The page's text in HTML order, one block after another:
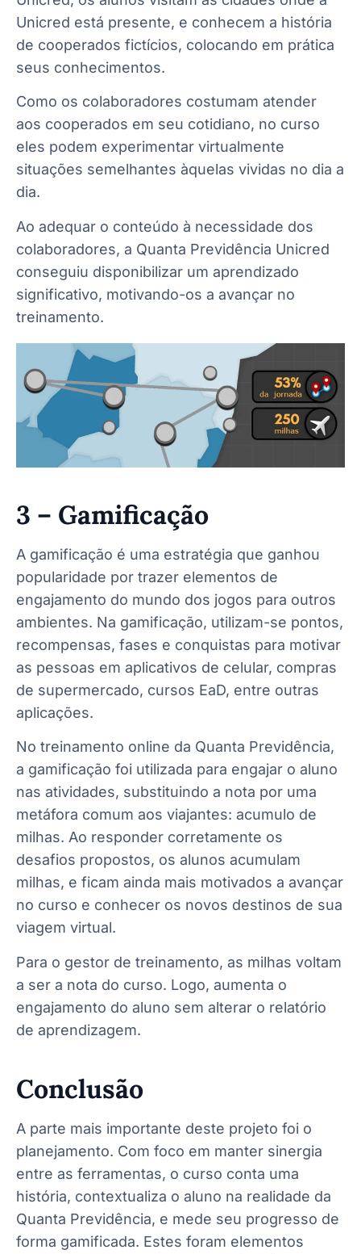
Unicred está presente, e conhecem a história
de cooperados fictícios, colocando em prática
seus conhecimentos.
Como os colaboradores costumam atender
aos cooperados em seu cotidiano, no curso
eles podem experimentar virtualmente
situações semelhantes àquelas vividas no dia a
dia.
Ao adequar o conteúdo à necessidade dos
colaboradores, a Quanta Previdência Unicred
conseguiu disponibilizar um aprendizado
significativo, motivando-os a avançar no
treinamento.
3 – Gamificação
A gamificação é uma estratégia que ganhou
popularidade por trazer elementos de
engajamento do mundo dos jogos para outros
ambientes. Na gamificação, utilizam-se pontos,
recompensas, fases e conquistas para motivar
as pessoas em aplicativos de celular, compras
de supermercado, cursos EaD, entre outras
aplicações.
No treinamento online da Quanta Previdência,
a gamificação foi utilizada para engajar o aluno
nas atividades, substituindo a nota por uma
metáfora comum aos viajantes: acumulo de
milhas. Ao responder corretamente os
desafios propostos, os alunos acumulam
milhas, e ficam ainda mais motivados a avançar
no curso e conhecer os novos destinos de sua
viagem virtual.
Para o gestor de treinamento, as milhas voltam
a ser a nota do curso. Logo, aumenta o
engajamento do aluno sem alterar o relatório
de aprendizagem.
Conclusão
A parte mais importante deste projeto foi o
planejamento. Com foco em manter sinergia
entre as ferramentas, o curso conta uma
história, contextualiza o aluno na realidade da
Quanta Previdência, e mede seu progresso de
forma gamificada. Estes foram elementos